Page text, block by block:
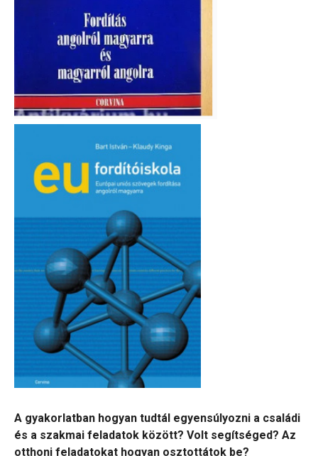
A gyakorlatban hogyan tudtál egyensúlyozni a családi
és a szakmai feladatok között? Volt segítséged? Az
otthoni feladatokat hogyan osztottátok be?